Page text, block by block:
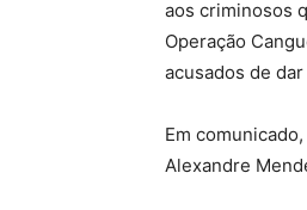
aos criminosos
Operação
acusados de
Em
Alexandre